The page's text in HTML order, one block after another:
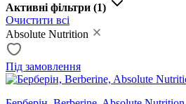
Активні фільтри (1)
Очистити всі
Absolute Nutrition
Під замовлення